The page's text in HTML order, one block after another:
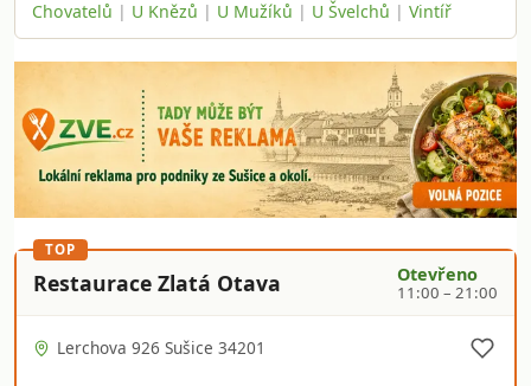
Chovatelů | U Knězů | U Mužíků | U Švelchů | Vintíř
TOP
Restaurace Zlatá Otava Otevřeno
11:00 – 21:00
Lerchova 926 Sušice 34201